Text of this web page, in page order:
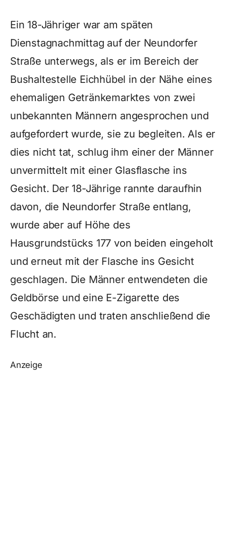
Ein 18-Jähriger war am späten
Dienstagnachmittag auf der Neundorfer
Straße unterwegs, als er im Bereich der
Bushaltestelle Eichhübel in der Nähe eines
ehemaligen Getränkemarktes von zwei
unbekannten Männern angesprochen und
aufgefordert wurde, sie zu begleiten. Als er
dies nicht tat, schlug ihm einer der Männer
unvermittelt mit einer Glasflasche ins
Gesicht. Der 18-Jährige rannte daraufhin
davon, die Neundorfer Straße entlang,
wurde aber auf Höhe des
Hausgrundstücks 177 von beiden eingeholt
und erneut mit der Flasche ins Gesicht
geschlagen. Die Männer entwendeten die
Geldbörse und eine E-Zigarette des
Geschädigten und traten anschließend die
Flucht an.
Anzeige